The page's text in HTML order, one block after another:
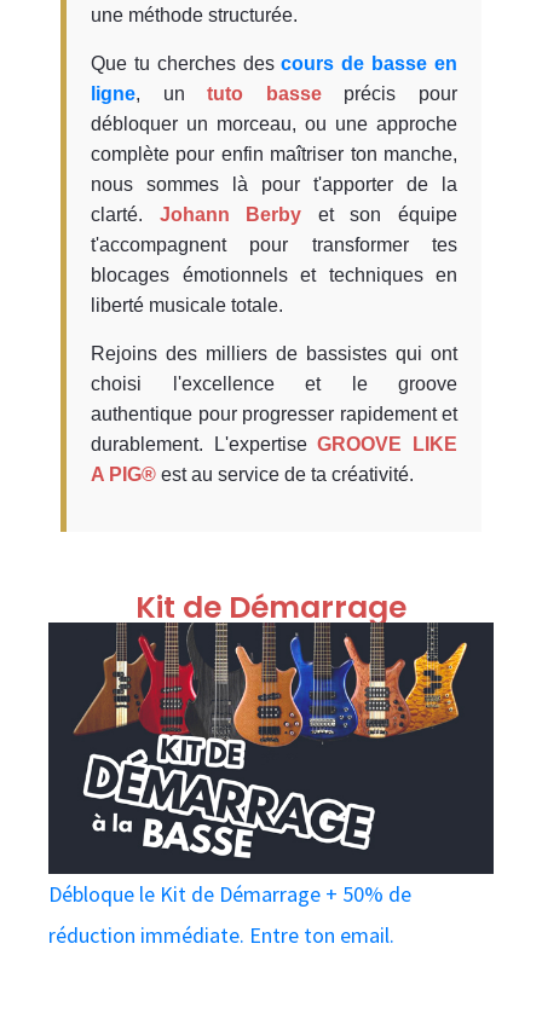
une méthode structurée.
Que tu cherches descours de basse en
ligne, untuto basseprécis pour
débloquer un morceau, ou une approche
complète pour enfin maîtriser ton manche,
nous sommes là pour t'apporter de la
clarté. Johann Berby et son équipe
t'accompagnent pour transformer tes
blocages émotionnels et techniques en
liberté musicale totale.
Rejoins des milliers de bassistes qui ont
choisi l'excellence et le groove
authentique pour progresser rapidement et
durablement. L'expertiseGROOVE LIKE
A PIG® est au service de ta créativité.
Kit de Démarrage
Débloque le Kit de Démarrage + 50% de
réduction immédiate. Entre ton email.